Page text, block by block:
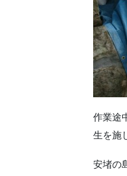
作業途
生を施
安堵の